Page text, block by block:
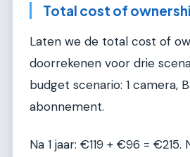
Total cost of
Laten we de total cost of
doorrekenen voor drie
budget scenario: 1 camera,
abonnement.
Na 1 jaar: €119 + €96 = €215.